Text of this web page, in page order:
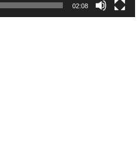
02:08